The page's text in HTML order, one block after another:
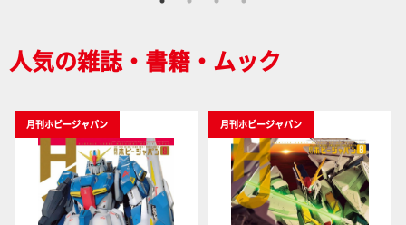
人気の雑誌・書籍・ムック
月刊ホビージャパン 月刊ホビージャパン